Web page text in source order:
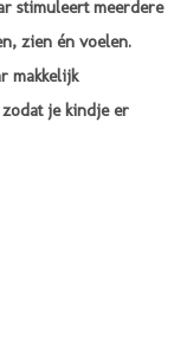
stimuleert meerdere
zien én voelen.
makkelijk
je kindje er